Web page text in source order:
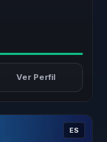
Ver Perfil
ES